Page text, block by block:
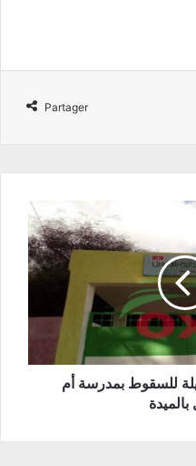
Partager
آيلة للسقوط بمدرسة أم